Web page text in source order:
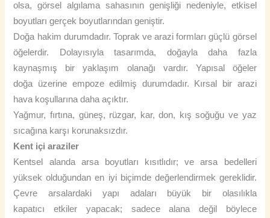
olsa, görsel algılama sahasının genişliği nedeniyle, etkisel
boyutları gerçek boyutlarından geniştir.
Doğa hakim durumdadır. Toprak ve arazi formları güçlü görsel
öğelerdir. Dolayısıyla tasarımda, doğayla daha fazla
kaynaşmış bir yaklaşım olanağı vardır. Yapısal öğeler
doğa üzerine empoze edilmiş durumdadır. Kırsal bir arazi
hava koşullarına daha açıktır.
Yağmur, fırtına, güneş, rüzgar, kar, don, kış soğuğu ve yaz
sıcağına karşı korunaksızdır.
Kent içi araziler
Kentsel alanda arsa boyutları kısıtlıdır; ve arsa bedelleri
yüksek olduğundan en iyi biçimde değerlendirmek gereklidir.
Çevre arsalardaki yapı adaları büyük bir olasılıkla
kapatıcı etkiler yapacak; sadece alana değil böylece